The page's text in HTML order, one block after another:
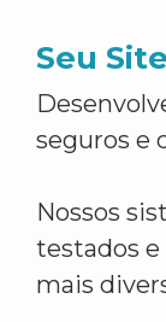
Seu
seguros e
Nossos
testados e
mais